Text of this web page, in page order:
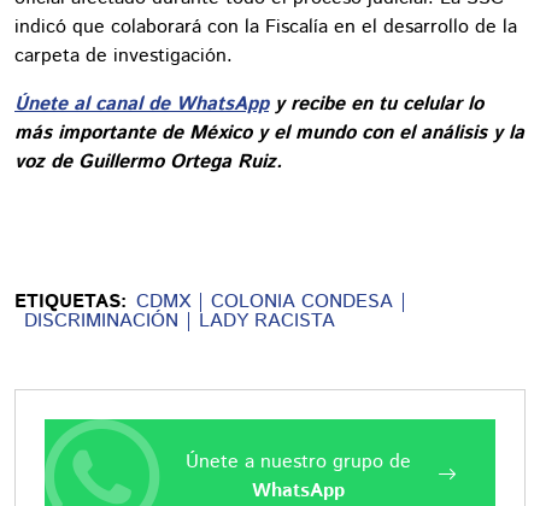
indicó que colaborará con la Fiscalía en el desarrollo de la
carpeta de investigación.
Únete al canal de WhatsAppy recibe en tu celular lo
más importante de México y el mundo con el análisis y la
voz de Guillermo Ortega Ruiz.
ETIQUETAS: CDMX COLONIA CONDESA
DISCRIMINACIÓN LADY RACISTA
Únete a nuestro grupo de
WhatsApp